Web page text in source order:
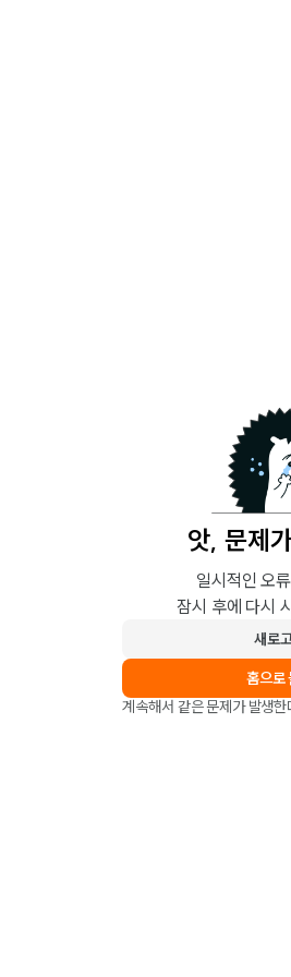
앗, 문제
일시적인 오
잠시 후에 다시
새로
홈으로
계속해서 같은 문제가 발생한